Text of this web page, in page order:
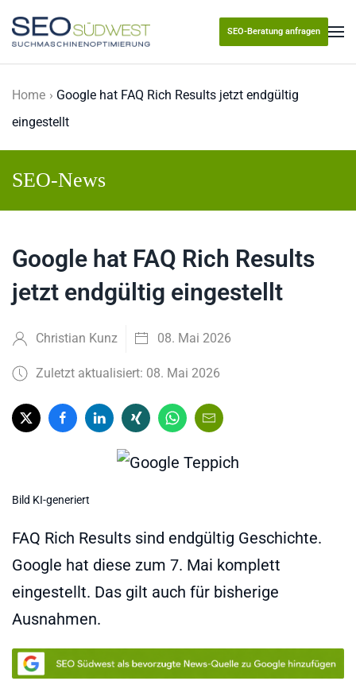
Skip to main content
SEO-Beratung anfragen
Home
Google hat FAQ Rich Results jetzt endgültig
eingestellt
SEO-News
Google hat FAQ Rich Results
jetzt endgültig eingestellt
Christian Kunz 08. Mai 2026
Zuletzt aktualisiert: 08. Mai 2026
Bild KI-generiert
FAQ Rich Results sind endgültig Geschichte.
Google hat diese zum 7. Mai komplett
eingestellt. Das gilt auch für bisherige
Ausnahmen.